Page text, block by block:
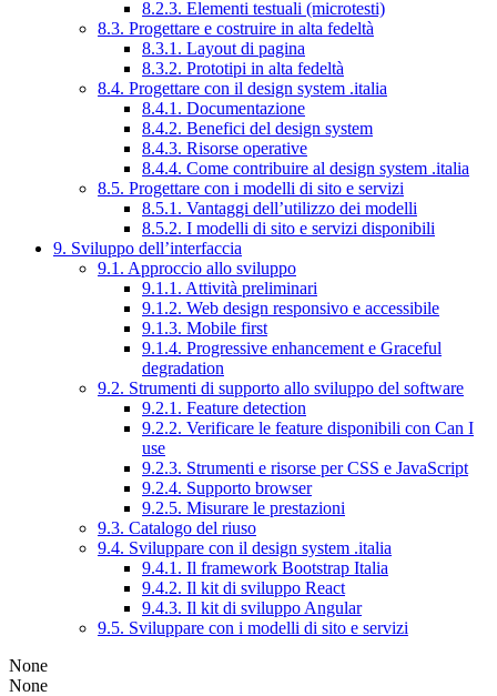
8.2.3. Elementi testuali (microtesti)
8.3. Progettare e costruire in alta fedeltà
8.3.1. Layout di pagina
8.3.2. Prototipi in alta fedeltà
8.4. Progettare con il design system .italia
8.4.1. Documentazione
8.4.2. Benefici del design system
8.4.3. Risorse operative
8.4.4. Come contribuire al design system .italia
8.5. Progettare con i modelli di sito e servizi
8.5.1. Vantaggi dell’utilizzo dei modelli
8.5.2. I modelli di sito e servizi disponibili
9. Sviluppo dell’interfaccia
9.1. Approccio allo sviluppo
9.1.1. Attività preliminari
9.1.2. Web design responsivo e accessibile
9.1.3. Mobile first
9.1.4. Progressive enhancement e Graceful
degradation
9.2. Strumenti di supporto allo sviluppo del software
9.2.1. Feature detection
9.2.2. Verificare le feature disponibili con Can I
use
9.2.3. Strumenti e risorse per CSS e JavaScript
9.2.4. Supporto browser
9.2.5. Misurare le prestazioni
9.3. Catalogo del riuso
9.4. Sviluppare con il design system .italia
9.4.1. Il framework Bootstrap Italia
9.4.2. Il kit di sviluppo React
9.4.3. Il kit di sviluppo Angular
9.5. Sviluppare con i modelli di sito e servizi
None
None